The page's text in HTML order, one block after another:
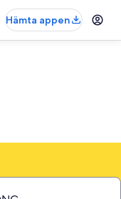
Hämta appen